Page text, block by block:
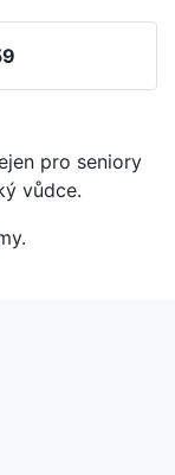
pro seniory
vůdce.